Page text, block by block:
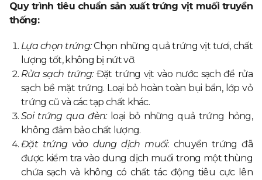
Quy trình tiêu chuẩn sản xuất trứng vịt muối truyền
thống:
Lựa chọn trứng:Chọn những quả trứng vịt tươi, chất
lượng tốt, không bị nứt vỡ.
Rửa sạch trứng:Đặt trứng vịt vào nước sạch để rửa
sạch bề mặt trứng. Loại bỏ hoàn toàn bụi bẩn, lớp vỏ
trứng cũ và các tạp chất khác.
Soi trứng qua đèn:loại bỏ những quả trứng hỏng,
không đảm bảo chất lượng.
Đặt trứng vào dung dịch muối: chuyển trứng đã
được kiểm tra vào dung dịch muối trong một thùng
chứa sạch và không có chất tác động tiêu cực lên